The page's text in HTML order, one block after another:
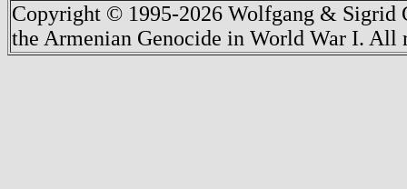
Copyright © 1995-2026 Wolfgang & Sigrid
the Armenian Genocide in World War I. All